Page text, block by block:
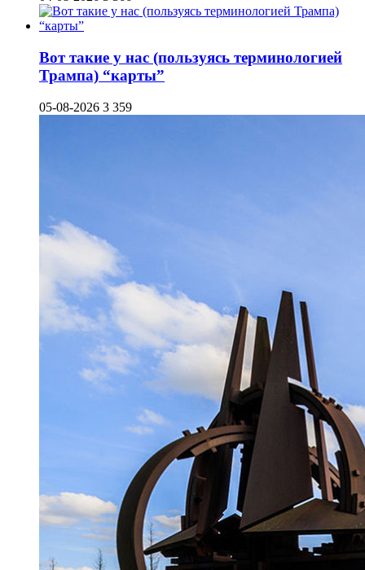
Вот такие у нас (пользуясь терминологией
Трампа) “карты”
05-08-2026 3 359